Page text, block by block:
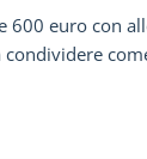
600 euro con